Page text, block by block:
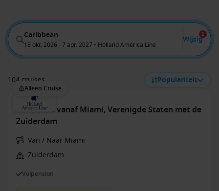
Caribbean
18 okt. 2026 - 7 apr. 2027 • Holland America Line
Wijzig
2
104 cruises Populariteit
Alleen Cruise
Caribbean vanaf Miami, Verenigde Staten met de
Zuiderdam
Van / Naar Miami
Zuiderdam
Volpension